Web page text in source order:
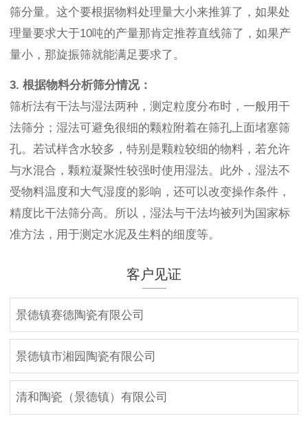
筛分量。这个要根据物料处理量大小来推算了，如果处
理量要求大于10吨的产量那肯定推荐直线筛了，如果产
量小，那旋振筛就能满足要求了。
3. 根据物料分析筛分情况：
筛析法有干法与湿法两种，测定粒度分布时，一般用干
法筛分；湿法可避免很细的颗粒附着在筛孔上面堵塞筛
孔。若试样含水较多，特别是颗粒较细的物料，若允许
与水混合，颗粒凝聚性较强时使用湿法。此外，湿法不
受物料温度和大气湿度的影响，还可以改变操作条件，
精度比干法筛分高。所以，湿法与干法均被列为国家标
准方法，用于测定水泥及生料的细度等。
客户见证
景德镇赛德陶瓷有限公司
景德镇市湘园陶瓷有限公司
清和陶瓷（景德镇）有限公司